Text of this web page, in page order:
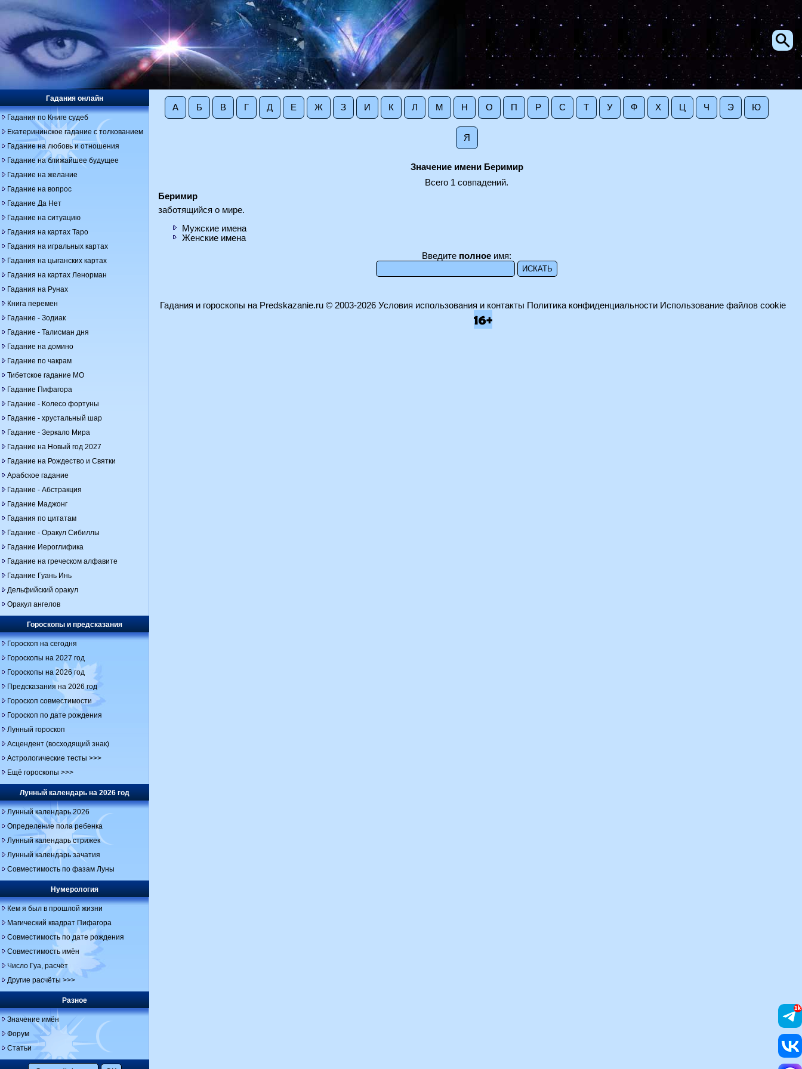
А Б В Г Д Е Ж З И К Л М Н О П Р С Т У Ф Х Ц Ч Э Ю
Я
Значение имени Беримир
Всего 1 совпадений.
Беримир
заботящийся о мире.
Мужские имена
Женские имена
Введите полное имя:
Гадания онлайн
Гадания по Книге судеб
Екатерининское гадание с толкованием
Гадание на любовь и отношения
Гадание на ближайшее будущее
Гадание на желание
Гадание на вопрос
Гадание Да Нет
Гадание на ситуацию
Гадания на картах Таро
Гадания на игральных картах
Гадания на цыганских картах
Гадания на картах Ленорман
Гадания на Рунах
Книга перемен
Гадание - Зодиак
Гадание - Талисман дня
Гадание на домино
Гадание по чакрам
Тибетское гадание МО
Гадание Пифагора
Гадание - Колесо фортуны
Гадание - хрустальный шар
Гадание - Зеркало Мира
Гадание на Новый год 2027
Гадание на Рождество и Святки
Арабское гадание
Гадание - Абстракция
Гадание Маджонг
Гадания по цитатам
Гадание - Оракул Сибиллы
Гадание Иероглифика
Гадание на греческом алфавите
Гадание Гуань Инь
Дельфийский оракул
Оракул ангелов
Гороскопы и предсказания
Гороскоп на сегодня
Гороскопы на 2027 год
Гороскопы на 2026 год
Предсказания на 2026 год
Гороскоп совместимости
Гороскоп по дате рождения
Лунный гороскоп
Асцендент (восходящий знак)
Астрологические тесты >>>
Ещё гороскопы >>>
Лунный календарь на 2026 год
Лунный календарь 2026
Определение пола ребенка
Лунный календарь стрижек
Лунный календарь зачатия
Совместимость по фазам Луны
Нумерология
Кем я был в прошлой жизни
Магический квадрат Пифагора
Совместимость по дате рождения
Совместимость имён
Число Гуа, расчёт
Другие расчёты >>>
Разное
Значение имён
Форум
Статьи
Гадания и гороскопы на Predskazanie.ru© 2003-2026 Условия использования и контакты Политика конфиденциальности Использование файлов cookie